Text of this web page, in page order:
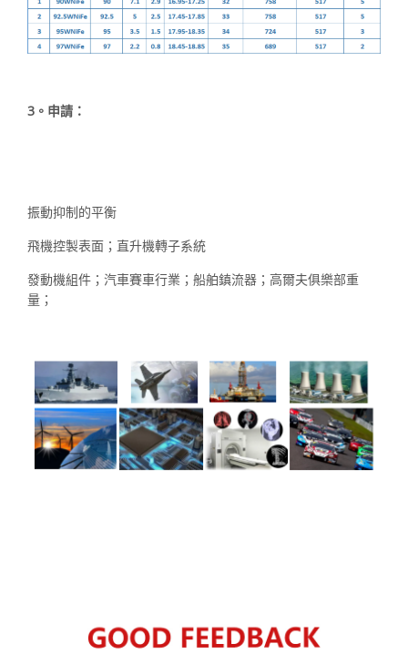
3。申請：
振動抑制的平衡
飛機控製表面；直升機轉子系統
發動機組件；汽車賽車行業；船舶鎮流器；高爾夫俱樂部重
量；